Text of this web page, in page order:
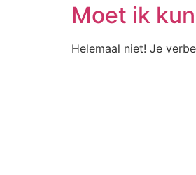
Moet ik
Helemaal niet! Je